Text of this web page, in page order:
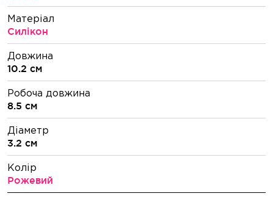
Матеріал
Силікон
Довжина
10.2 см
Робоча довжина
8.5 см
Діаметр
3.2 см
Колір
Рожевий